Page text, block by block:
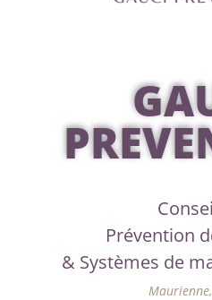
Prévention
& Systèmes de